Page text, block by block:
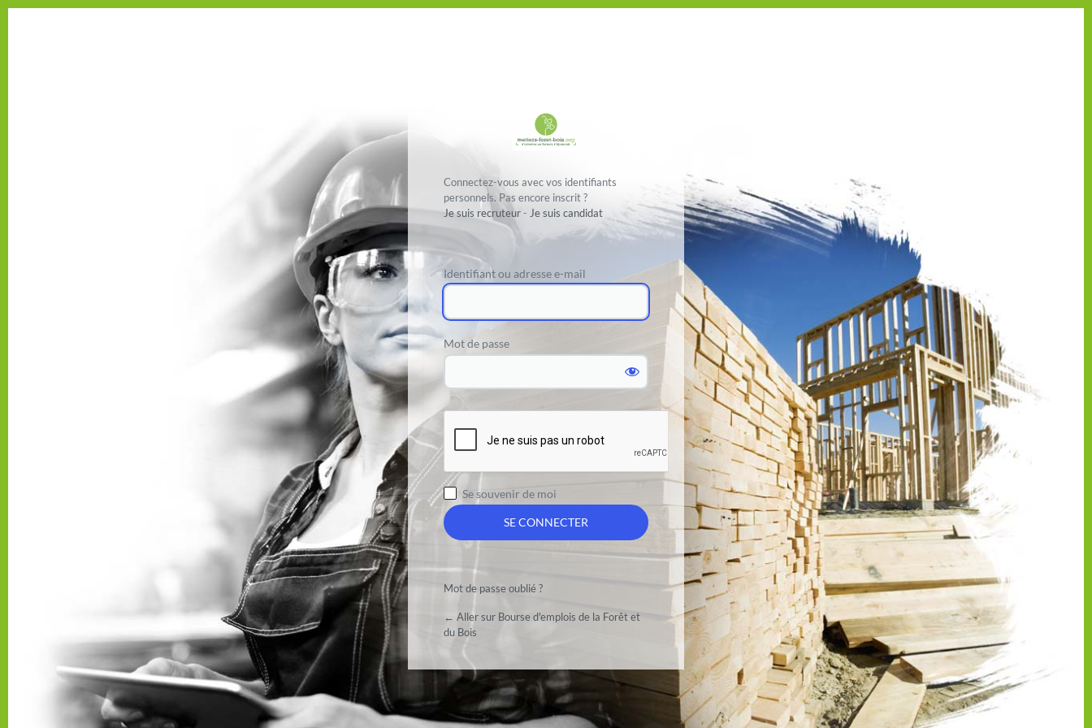
Connectez-vous avec vos identifiants
personnels. Pas encore inscrit ?
Je suis recruteur- Je suis candidat
Identifiant ou adresse e-mail
Mot de passe
Se souvenir de moi
Mot de passe oublié ?
← Aller sur Bourse d'emplois de la Forêt et
du Bois